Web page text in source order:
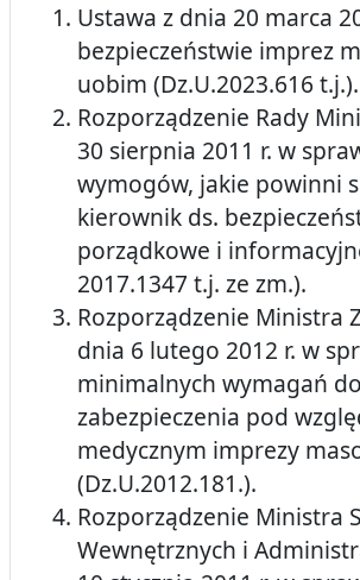
Ustawa z dnia 20 marca
bezpieczeństwie imprez
uobim (Dz.U.2023.616 t.j.).
Rozporządzenie Rady
30 sierpnia 2011 r. w
wymogów, jakie powinni
kierownik ds.
porządkowe i
2017.1347 t.j. ze zm.).
Rozporządzenie Ministra
dnia 6 lutego 2012 r. w
minimalnych wymagań
zabezpieczenia pod
medycznym imprezy
(Dz.U.2012.181.).
Rozporządzenie Ministra
Wewnętrznych i